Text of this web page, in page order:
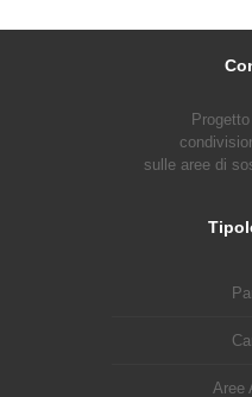
sulle aree di
Aree